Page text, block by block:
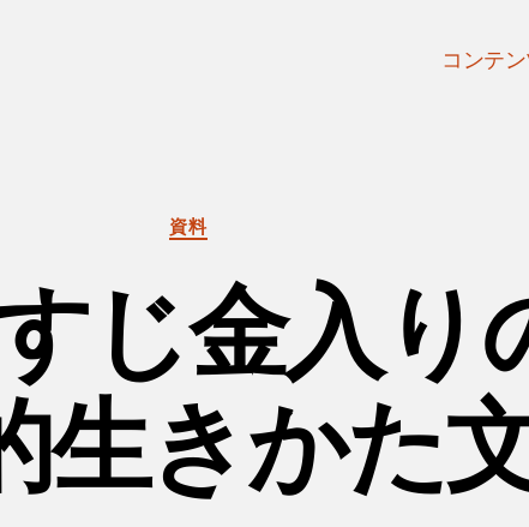
コンテン
カ
テ
ー
資料
じ金入り
生きかた